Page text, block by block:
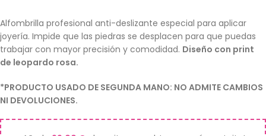
Alfombrilla profesional anti-deslizante especial para aplicar
joyería. Impide que las piedras se desplacen para que puedas
trabajar con mayor precisión y comodidad. Diseño con print
de leopardo rosa.
*PRODUCTO USADO DE SEGUNDA MANO: NO ADMITE CAMBIOS
NI DEVOLUCIONES.